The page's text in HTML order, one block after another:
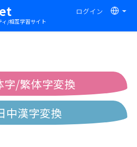
/相互学習サイト
ログイン
替える
字/繁体字変換
中漢字変換